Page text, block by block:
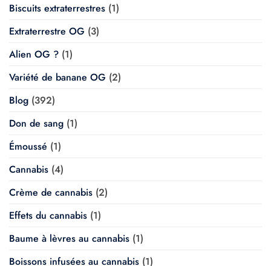
Biscuits extraterrestres (1)
Extraterrestre OG (3)
Alien OG ? (1)
Variété de banane OG (2)
Blog (392)
Don de sang (1)
Émoussé (1)
Cannabis (4)
Crème de cannabis (2)
Effets du cannabis (1)
Baume à lèvres au cannabis (1)
Boissons infusées au cannabis (1)